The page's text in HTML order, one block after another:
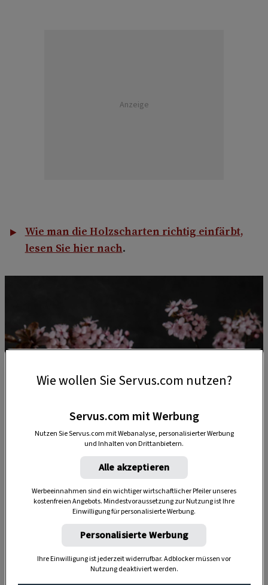
Anzeige
Wie man die Holzscharten richtig einfärbt,
lesen Sie hier nach.
Wie wollen Sie Servus.com nutzen?
Servus.com mit Werbung
Nutzen Sie Servus.com mit Webanalyse, personalisierter Werbung
und Inhalten von Drittanbietern.
Alle akzeptieren
Werbeeinnahmen sind ein wichtiger wirtschaftlicher Pfeiler unseres
kostenfreien Angebots. Mindestvoraussetzung zur Nutzung ist Ihre
Einwilligung für personalisierte Werbung.
Personalisierte Werbung
Ihre Einwilligung ist jederzeit widerrufbar. Adblocker müssen vor
Nutzung deaktiviert werden.